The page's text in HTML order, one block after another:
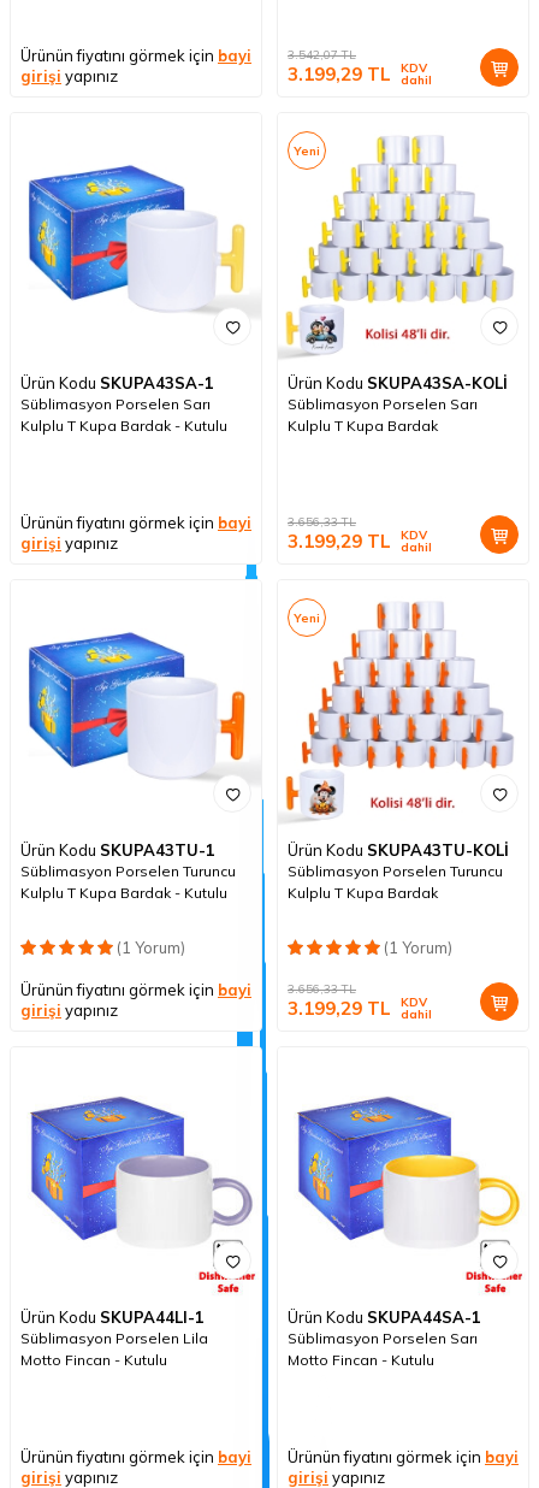
Ürünün fiyatını görmek için bayi
girişi yapınız
3.542,07TL
3.199,29 TL KDV
dahil
Ürün Kodu SKUPA43SA-1
Süblimasyon Porselen Sarı
Kulplu T Kupa Bardak - Kutulu
Ürünün fiyatını görmek için bayi
girişi yapınız
Yeni
Ürün Kodu SKUPA43SA-KOLİ
Süblimasyon Porselen Sarı
Kulplu T Kupa Bardak
3.656,33TL
3.199,29 TL KDV
dahil
Ürün Kodu SKUPA43TU-1
Süblimasyon Porselen Turuncu
Kulplu T Kupa Bardak - Kutulu
(1 Yorum)
Ürünün fiyatını görmek için bayi
girişi yapınız
Yeni
Ürün Kodu SKUPA43TU-KOLİ
Süblimasyon Porselen Turuncu
Kulplu T Kupa Bardak
(1 Yorum)
3.656,33TL
3.199,29 TL KDV
dahil
Ürün Kodu SKUPA44LI-1
Süblimasyon Porselen Lila
Motto Fincan - Kutulu
Ürünün fiyatını görmek için bayi
girişi yapınız
Ürün Kodu SKUPA44SA-1
Süblimasyon Porselen Sarı
Motto Fincan - Kutulu
Ürünün fiyatını görmek için bayi
girişi yapınız